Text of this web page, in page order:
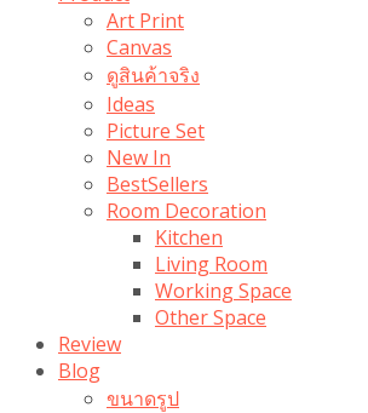
Art Print
Canvas
ดูสินค้าจริง
Ideas
Picture Set
New In
BestSellers
Room Decoration
Kitchen
Living Room
Working Space
Other Space
Review
Blog
ขนาดรูป